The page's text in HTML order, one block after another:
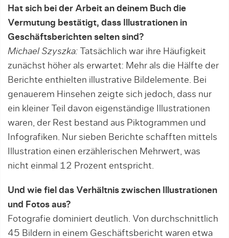
Hat sich bei der Arbeit an deinem Buch die
Vermutung bestätigt, dass Illustrationen in
Geschäftsberichten selten sind?
Michael Szyszka: Tatsächlich war ihre Häufigkeit
zu­nächst höher als erwartet: Mehr als die Hälfte der
Berichte enthielten illustrative Bildelemente. Bei
ge­nauerem Hinsehen zeigte sich jedoch, dass nur
ein kleiner Teil davon eigenständige Illustrationen
waren, der Rest bestand aus Piktogrammen und
Infografiken. Nur sieben Berichte schafften mittels
Illus­tration einen erzählerischen Mehrwert, was
nicht einmal 12 Prozent entspricht.
Und wie fiel das Verhältnis zwischen Illustra­tionen
und Fotos aus?
Fotografie dominiert deutlich. Von durchschnittlich
45 Bildern in einem Geschäftsbericht waren etwa